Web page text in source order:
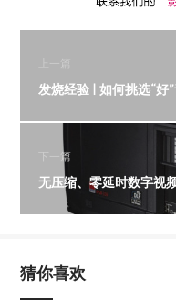
上一篇
发烧经验 | 如何挑选“好
下一篇
无压缩、零延时数字视
猜你喜欢